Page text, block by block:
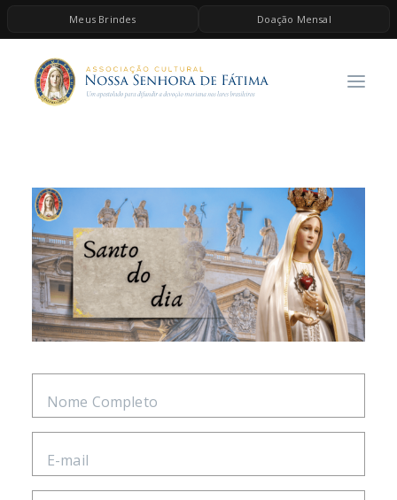
Meus Brindes Doação Mensal
HOME
A ASSOCIAÇÃO
AS MELHORES MÚSICAS CATÓLICAS
BRINDES
QUERO DOAR